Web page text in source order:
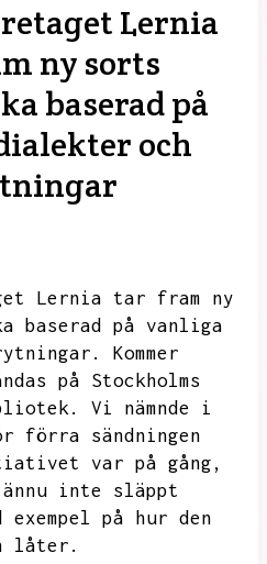
Lernia
ny sorts
baserad på
och
Lernia tar fram ny
baserad på vanliga
Kommer
på Stockholms
Vi nämnde i
förra sändningen
var på gång,
ännu inte släppt
exempel på hur den
låter.